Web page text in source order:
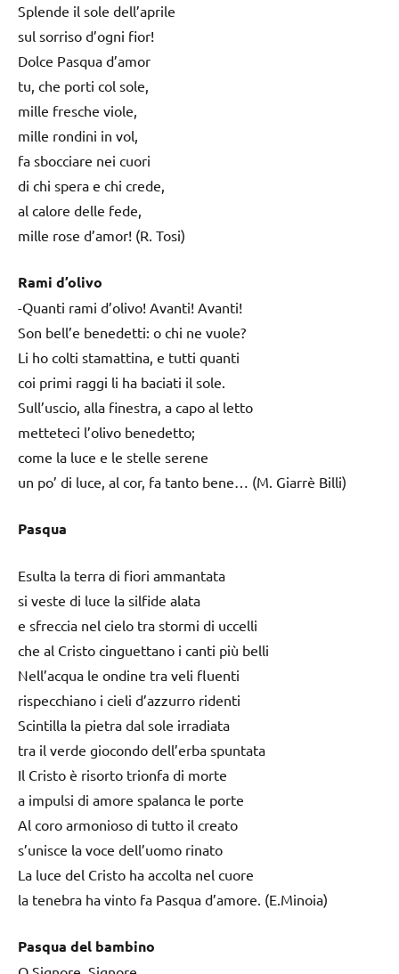
Splende il sole dell’aprile
sul sorriso d’ogni fior!
Dolce Pasqua d’amor
tu, che porti col sole,
mille fresche viole,
mille rondini in vol,
fa sbocciare nei cuori
di chi spera e chi crede,
al calore delle fede,
mille rose d’amor! (R. Tosi)
Rami d’olivo
-Quanti rami d’olivo! Avanti! Avanti!
Son bell’e benedetti: o chi ne vuole?
Li ho colti stamattina, e tutti quanti
coi primi raggi li ha baciati il sole.
Sull’uscio, alla finestra, a capo al letto
metteteci l’olivo benedetto;
come la luce e le stelle serene
un po’ di luce, al cor, fa tanto bene… (M. Giarrè Billi)
Pasqua
Esulta la terra di fiori ammantata
si veste di luce la silfide alata
e sfreccia nel cielo tra stormi di uccelli
che al Cristo cinguettano i canti più belli
Nell’acqua le ondine tra veli fluenti
rispecchiano i cieli d’azzurro ridenti
Scintilla la pietra dal sole irradiata
tra il verde giocondo dell’erba spuntata
Il Cristo è risorto trionfa di morte
a impulsi di amore spalanca le porte
Al coro armonioso di tutto il creato
s’unisce la voce dell’uomo rinato
La luce del Cristo ha accolta nel cuore
la tenebra ha vinto fa Pasqua d’amore. (E.Minoia)
Pasqua del bambino